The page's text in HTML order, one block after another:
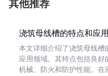
其他推荐
浇筑母线槽的特点和应
本文详细介绍了浇筑母线槽
应用领域。其特点包括良好
机械、防火和防护性能。在